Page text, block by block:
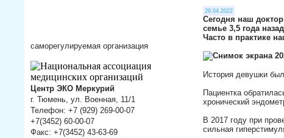
саморегулируемая организация
Центр ЭКО Меркурий
г. Тюмень, ул. Военная, 11/1
Телефон: +7 (929) 269-00-07
+7(3452) 60-00-07
Факс: +7(3452) 43-63-69
29.04.2022
Сегодня наш
семье 3,5 года
Часто в практике
История девушки
Пациентка
хронический
В 2017 году при
сильная